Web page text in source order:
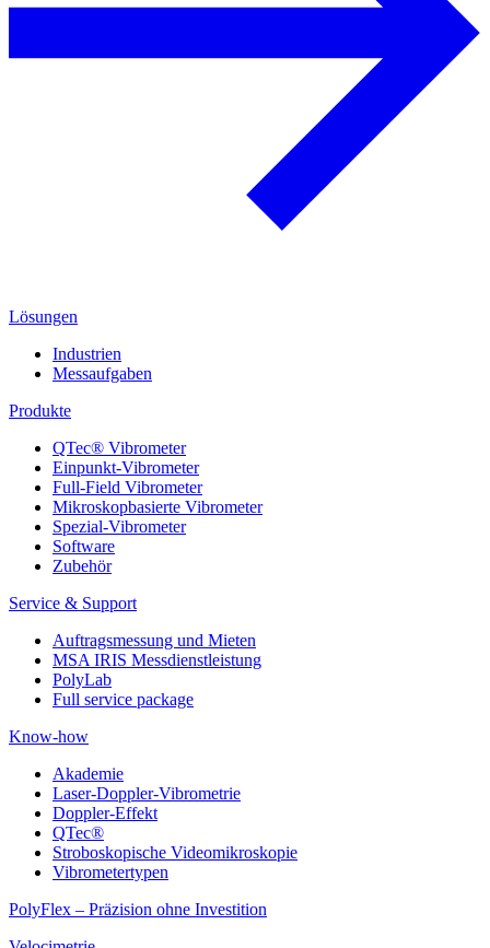
Lösungen
Industrien
Messaufgaben
Produkte
QTec® Vibrometer
Einpunkt-Vibrometer
Full-Field Vibrometer
Mikroskopbasierte Vibrometer
Spezial-Vibrometer
Software
Zubehör
Service & Support
Auftragsmessung und Mieten
MSA IRIS Messdienstleistung
PolyLab
Full service package
Know-how
Akademie
Laser-Doppler-Vibrometrie
Doppler-Effekt
QTec®
Stroboskopische Videomikroskopie
Vibrometertypen
PolyFlex – Präzision ohne Investition